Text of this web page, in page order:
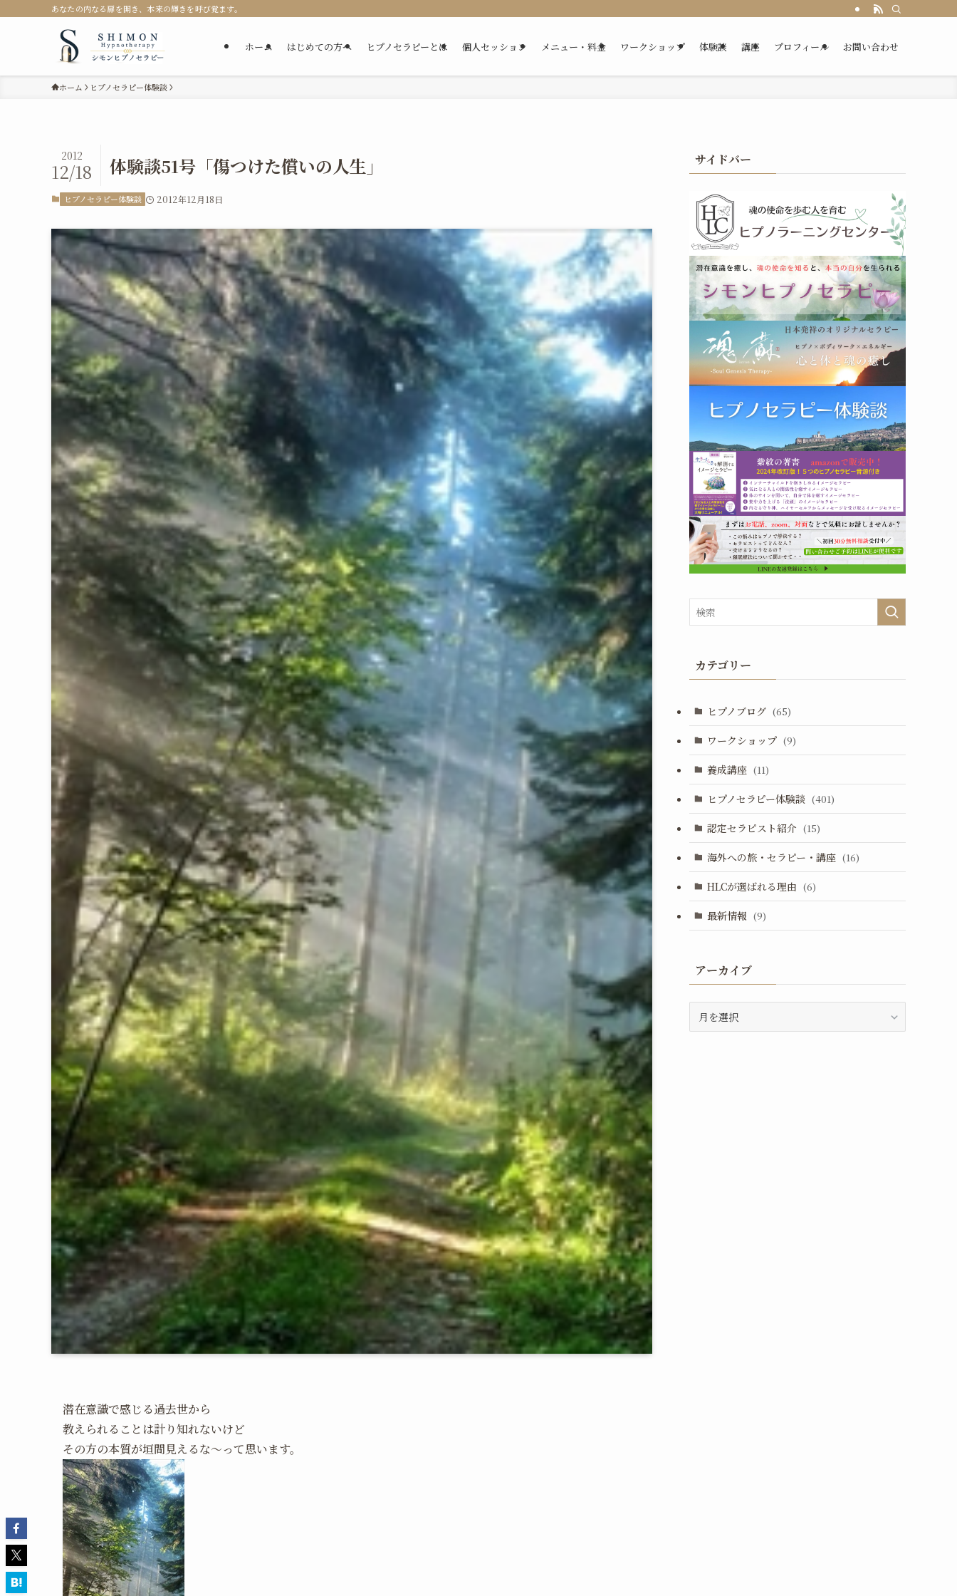
あなたの内なる扉を開き、本来の輝きを呼び覚ます。
ホーム はじめての方へ ヒプノセラピーとは 個人セッション メニュー・料金 ワークショップ 体験談 講座 プロフィール お問い合わせ
ホーム ヒプノセラピー体験談
体験談51号「傷つけた償いの人生」
2012
12/18
ヒプノセラピー体験談 2012年12月18日
潜在意識で感じる過去世から
教えられることは計り知れないけど
その方の本質が垣間見えるな～って思います。
サイドバー
カテゴリー
ヒプノブログ (65)
ワークショップ (9)
養成講座 (11)
ヒプノセラピー体験談 (401)
認定セラピスト紹介 (15)
海外への旅・セラピー・講座 (16)
HLCが選ばれる理由 (6)
最新情報 (9)
アーカイブ